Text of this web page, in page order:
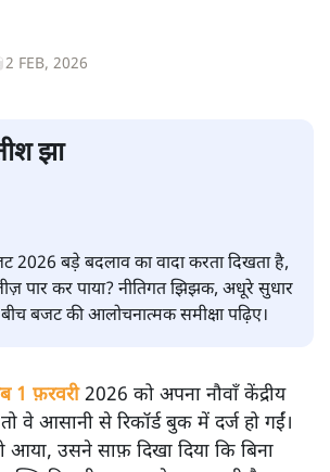
2 FEB, 2026
झा